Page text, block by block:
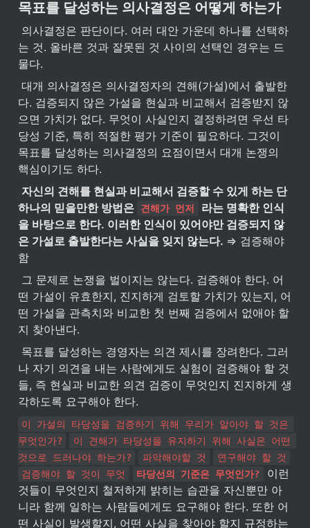
목표를 달성하는 의사결정은 어떻게 하는가
는 것. 올바른 것과 잘못된 것 사이의 선택인 경우는 드
물다.
다. 검증되지 않은 가설을 현실과 비교해서 검증받지 않
으면 가치가 없다. 무엇이 사실인지 결정하려면 우선 타
당성 기준, 특히 적절한 평가 기준이 필요하다. 그것이
목표를 달성하는 의사결정의 요점이면서 대개 논쟁의
핵심이기도 하다.
자신의 견해를 현실과 비교해서 검증할 수 있게 하는 단
하나의 믿을만한 방법은
견해가 먼저
라는 명확한 인식
을 바탕으로 한다. 이러한 인식이 있어야만 검증되지 않
은 가설로 출발한다는 사실을 잊지 않는다. ⇒ 검증해야
함
떤 가설이 유효한지, 진지하게 검토할 가치가 있는지, 어
떤 가설을 관측치와 비교한 첫 번째 검증에서 없애야 할
지 찾아낸다.
나 자기 의견을 내는 사람에게도 실험이 검증해야 할 것
들, 즉 현실과 비교한 의견 검증이 무엇인지 진지하게 생
각하도록 요구해야 한다.
이 가설의 타당성을 검증하기 위해 우리가 알아야 할 것은
무엇인가?
이 견해가 타당성을 유지하기 위해 사실은 어떤
것으로 드러나야 하는가?
파악해야할 것
연구해야 할 것
검증해야 할 것이 무엇
타당선의 기준은 무엇인가?
이런
것들이 무엇인지 철저하게 밝히는 습관을 자신뿐만 아
니라 함께 일하는 사람들에게도 요구해야 한다. 또한 어
떤 사실이 발생할지, 어떤 사실을 찾아야 할지 규정하는